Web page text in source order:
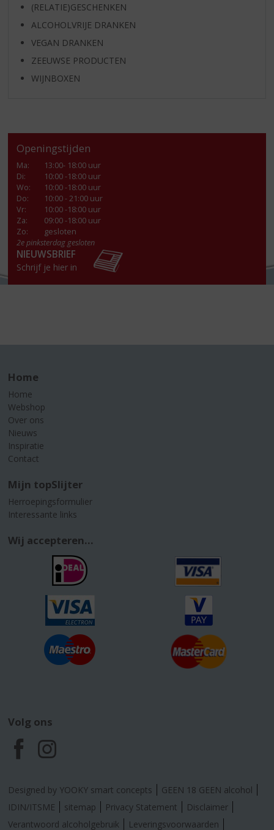
(RELATIE)GESCHENKEN
ALCOHOLVRIJE DRANKEN
VEGAN DRANKEN
ZEEUWSE PRODUCTEN
WIJNBOXEN
Openingstijden
Ma:
13:00- 18:00 uur
Di:
10:00 -18:00 uur
Wo:
10:00 -18:00 uur
Do:
10:00 - 21:00 uur
Vr:
10:00 -18:00 uur
Za:
09:00 -18:00 uur
Zo:
gesloten
2e pinksterdag gesloten
NIEUWSBRIEF
Schrijf je hier in
Home
Home
Webshop
Over ons
Nieuws
Inspiratie
Contact
Mijn topSlijter
Herroepingsformulier
Interessante links
Wij accepteren...
Volg ons
F
a
c
I
n
s
Designed by YOOKY smart concepts
GEEN 18 GEEN alcohol
IDIN/ITSME
sitemap Privacy Statement
Disclaimer
Verantwoord alcoholgebruik
Leveringsvoorwaarden